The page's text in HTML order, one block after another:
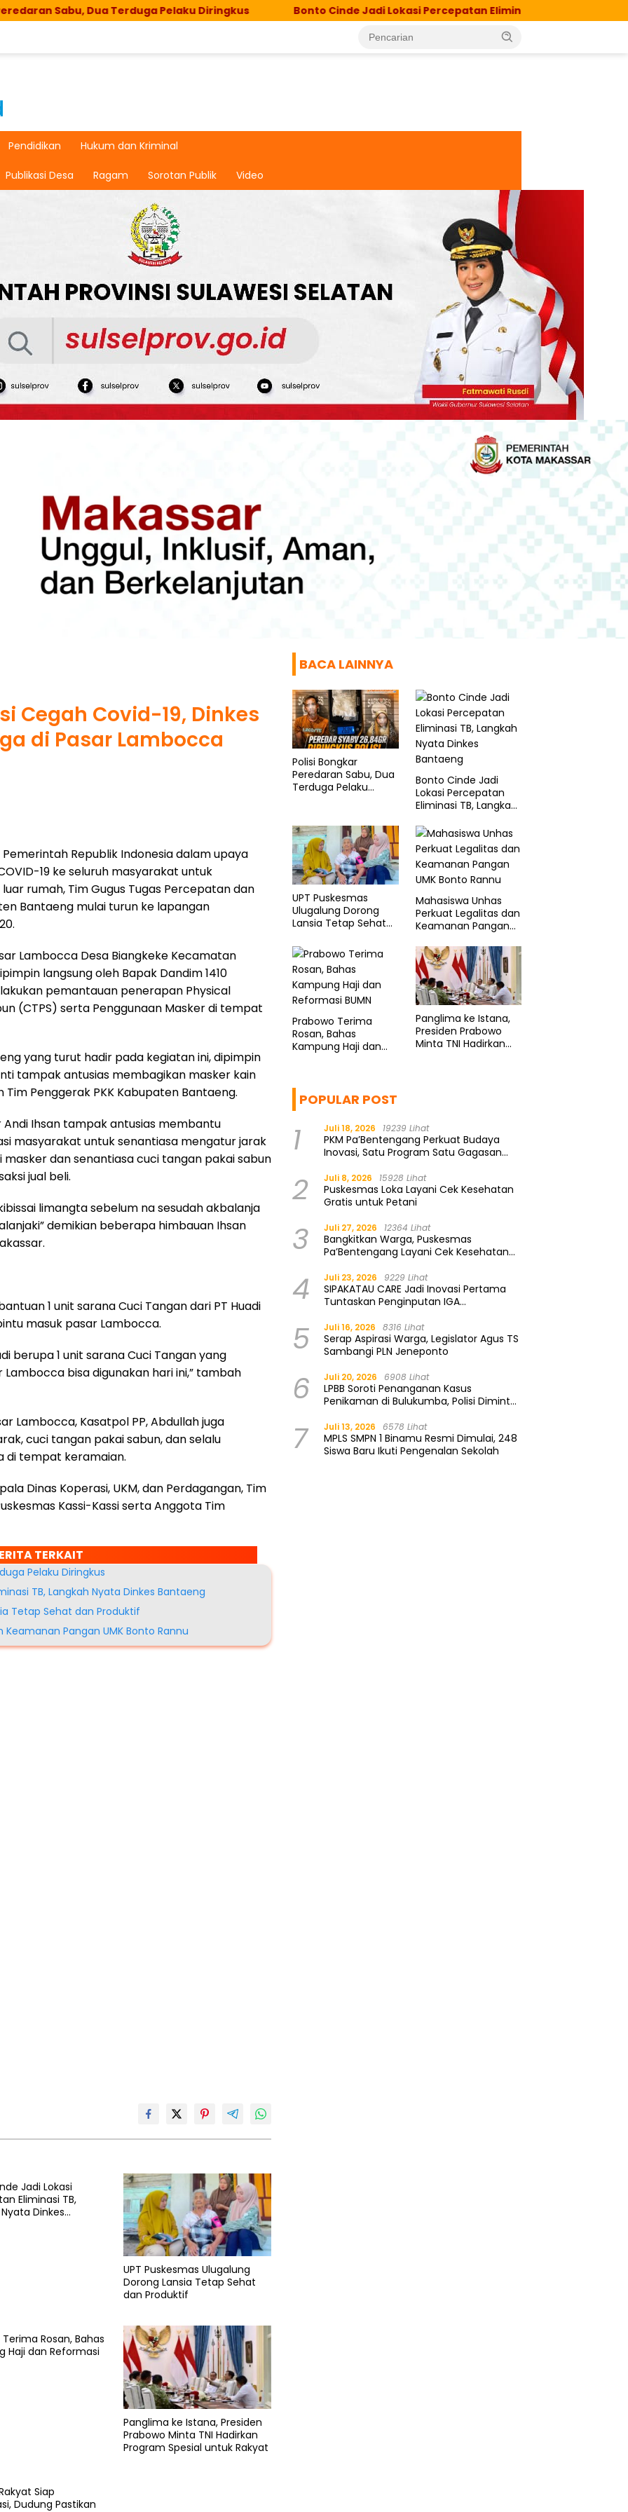
Dua Terduga Pelaku Diringkus Bonto Cinde Jadi Lokasi Percepatan Eliminasi TB, Langkah Nyata Dinkes
Pendidikan Hukum dan Kriminal
Publikasi Desa Ragam Sorotan Publik Video
Cegah Covid-19, Dinkes
di Pasar Lambocca
Republik Indonesia dalam upaya
19 ke seluruh masyarakat untuk
rumah, Tim Gugus Tugas Percepatan dan
Bantaeng mulai turun ke lapangan
Lambocca Desa Biangkeke Kecamatan
langsung oleh Bapak Dandim 1410
pemantauan penerapan Physical
(CTPS) serta Penggunaan Masker di tempat
yang turut hadir pada kegiatan ini, dipimpin
tampak antusias membagikan masker kain
Penggerak PKK Kabupaten Bantaeng.
Andi Ihsan tampak antusias membantu
masyarakat untuk senantiasa mengatur jarak
dan senantiasa cuci tangan pakai sabun
jual beli.
limangta sebelum na sesudah akbalanja
demikian beberapa himbauan Ihsan
1 unit sarana Cuci Tangan dari PT Huadi
masuk pasar Lambocca.
berupa 1 unit sarana Cuci Tangan yang
bisa digunakan hari ini,” tambah
Lambocca, Kasatpol PP, Abdullah juga
cuci tangan pakai sabun, dan selalu
di tempat keramaian.
Dinas Koperasi, UKM, dan Perdagangan, Tim
Kassi-Kassi serta Anggota Tim
TERKAIT
Pelaku Diringkus
TB, Langkah Nyata Dinkes Bantaeng
Tetap Sehat dan Produktif
Pangan UMK Bonto Rannu
Jadi Lokasi
Eliminasi TB,
Dinkes
UPT Puskesmas Ulugalung
Dorong Lansia Tetap Sehat
dan Produktif
Rosan, Bahas
Haji dan Reformasi
Panglima ke Istana, Presiden
Prabowo Minta TNI Hadirkan
Program Spesial untuk Rakyat
Siap
Dudung Pastikan
BACA LAINNYA
Polisi Bongkar
Peredaran Sabu, Dua
Terduga Pelaku
Bonto Cinde Jadi
Lokasi Percepatan
Eliminasi TB, Langkah
Bantaeng
UPT Puskesmas
Ulugalung Dorong
Lansia Tetap Sehat
Mahasiswa Unhas
Perkuat Legalitas dan
Keamanan Pangan
Prabowo Terima
Rosan, Bahas
Kampung Haji dan
Panglima ke Istana,
Presiden Prabowo
Minta TNI Hadirkan
POPULAR POST
1 Juli 18, 2026 19239 Lihat
PKM Pa’Bentengang Perkuat Budaya
Inovasi, Satu Program Satu Gagasan
2 Juli 8, 2026 15928 Lihat
Puskesmas Loka Layani Cek Kesehatan
Gratis untuk Petani
3 Juli 27, 2026 12364 Lihat
Bangkitkan Warga, Puskesmas
Pa’Bentengang Layani Cek Kesehatan
4 Juli 23, 2026 9229 Lihat
SIPAKATAU CARE Jadi Inovasi Pertama
Tuntaskan Penginputan IGA
5 Juli 16, 2026 8316 Lihat
Serap Aspirasi Warga, Legislator Agus TS
Sambangi PLN Jeneponto
6 Juli 20, 2026 6908 Lihat
LPBB Soroti Penanganan Kasus
Penikaman di Bulukumba, Polisi Diminta
7 Juli 13, 2026 6578 Lihat
MPLS SMPN 1 Binamu Resmi Dimulai, 248
Siswa Baru Ikuti Pengenalan Sekolah